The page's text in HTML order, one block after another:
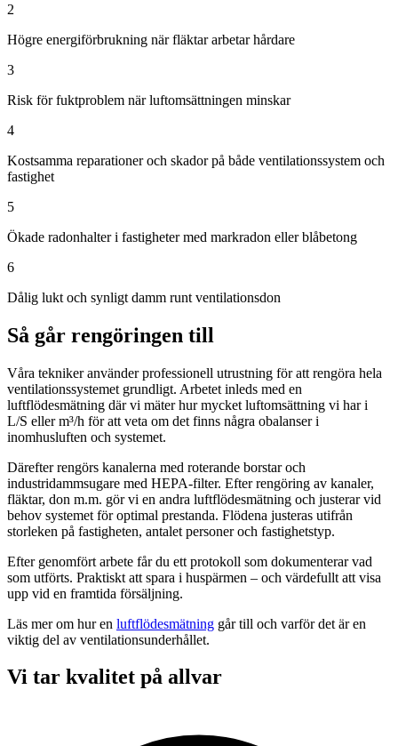
2
Högre energiförbrukning när fläktar arbetar hårdare
3
Risk för fuktproblem när luftomsättningen minskar
4
Kostsamma reparationer och skador på både ventilationssystem och
fastighet
5
Ökade radonhalter i fastigheter med markradon eller blåbetong
6
Dålig lukt och synligt damm runt ventilationsdon
Så går rengöringen till
Våra tekniker använder professionell utrustning för att rengöra hela
ventilationssystemet grundligt. Arbetet inleds med en
luftflödesmätning där vi mäter hur mycket luftomsättning vi har i
L/S eller m³/h för att veta om det finns några obalanser i
inomhusluften och systemet.
Därefter rengörs kanalerna med roterande borstar och
industridammsugare med HEPA-filter. Efter rengöring av kanaler,
fläktar, don m.m. gör vi en andra luftflödesmätning och justerar vid
behov systemet för optimal prestanda. Flödena justeras utifrån
storleken på fastigheten, antalet personer och fastighetstyp.
Efter genomfört arbete får du ett protokoll som dokumenterar vad
som utförts. Praktiskt att spara i huspärmen – och värdefullt att visa
upp vid en framtida försäljning.
Läs mer om hur en luftflödesmätning går till och varför det är en
viktig del av ventilationsunderhållet.
Vi tar kvalitet på allvar